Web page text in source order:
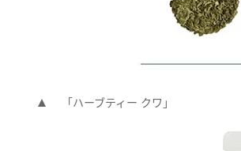
「ハーブティー クワ」